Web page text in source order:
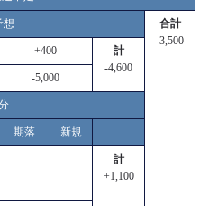
想
合計
-3,500
+400
計
-4,600
-5,000
期落 新規
計
+1,100